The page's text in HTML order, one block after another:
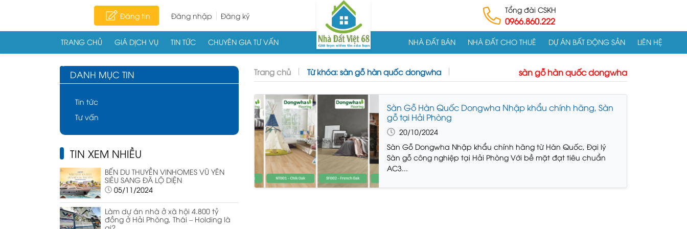
Đăng tin Đăng nhập Đăng ký
Tổng đài CSKH
0966.860.222
TRANG CHỦ GIÁ DỊCH VỤ TIN TỨC CHUYÊN GIA TƯ VẤN NHÀ ĐẤT BÁN NHÀ ĐẤT CHO THUÊ DỰ ÁN BẤT ĐỘNG SẢN LIÊN HỆ
DANH MỤC TIN
Tin tức
Tư vấn
TIN XEM NHIỀU
BẾN DU THUYỀN VINHOMES VŨ YÊN
SIÊU SANG ĐÃ LỘ DIỆN
05/11/2024
Làm dự án nhà ở xã hội 4.800 tỷ
đồng ở Hải Phòng, Thái – Holding là
Trang chủ Từ khóa: sàn gỗ hàn quốc dongwha sàn gỗ hàn quốc dongwha
Sàn Gỗ Hàn Quốc Dongwha Nhập khẩu chính hãng, Sàn
gỗ tại Hải Phòng
20/10/2024
Sàn Gỗ Dongwha Nhập khẩu chính hãng từ Hàn Quốc, Đại lý
Sàn gỗ công nghiệp tại Hải Phòng Với bề mặt đạt tiêu chuẩn
AC3...